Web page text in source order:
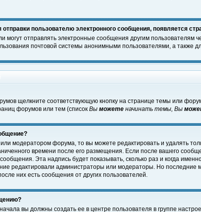
пользователю электронного сообщения, появляется
могут отправлять электронные сообщения другим
почтовой системы анонимными пользователями, а также
щелкните соответствующую кнопку на странице темы или
форумов или тем (список Вы можете начинать темы, Вы
модератором форума, то вы можете редактировать и удалять
времени после его размещения. Если после вашего
Эта надпись будет показывать, сколько раз и когда
редактировали администраторы или модераторы. Но
них есть сообщения от других пользователей.
вы должны создать ее в центре пользователя в группе